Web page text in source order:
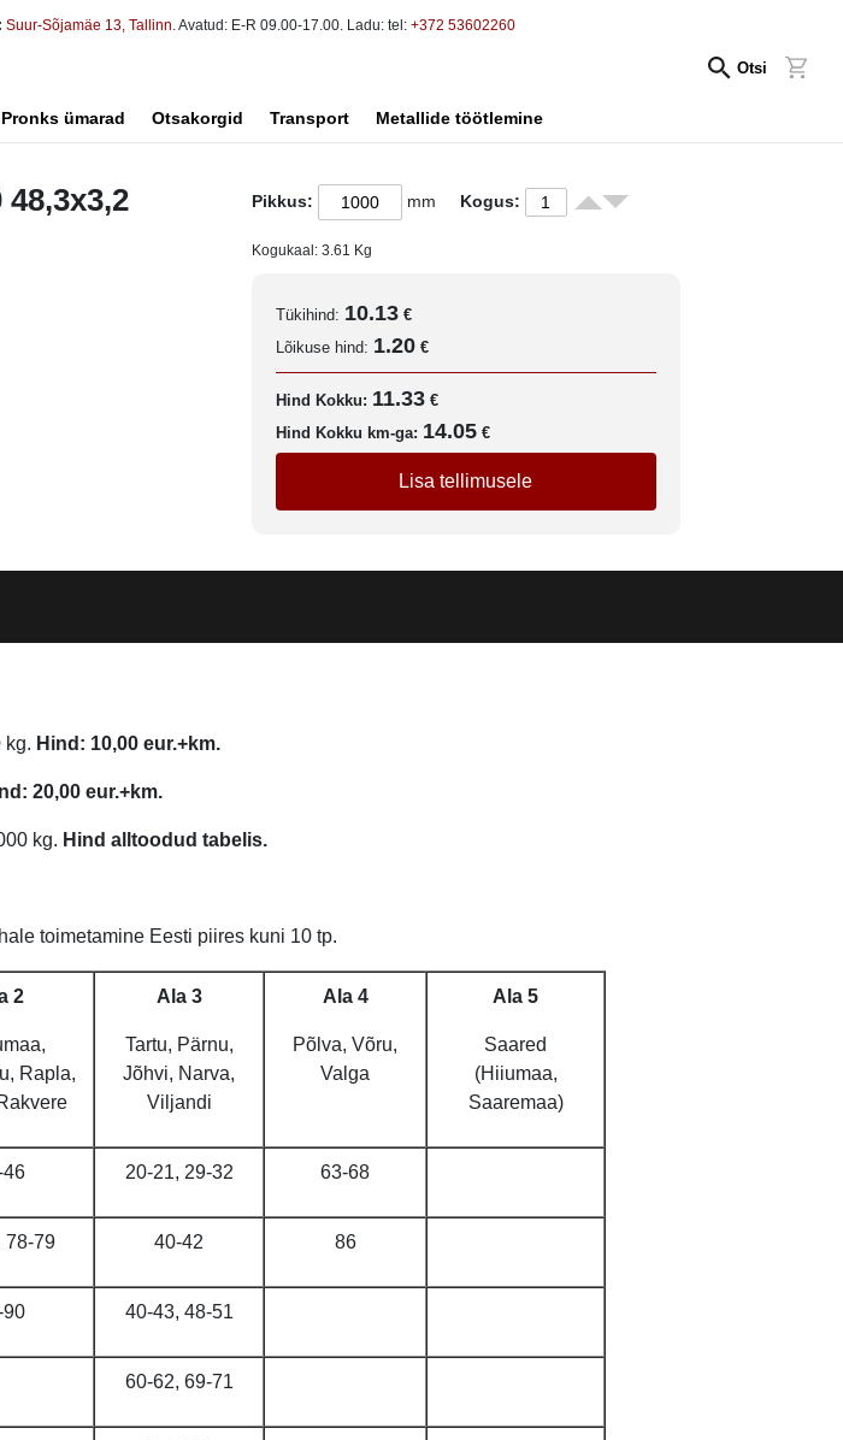
Suur-Sõjamäe 13, Tallinn. Avatud: E-R 09.00-17.00. Ladu: tel: +372 53602260
Otsi
Pronks ümarad Otsakorgid Transport Metallide töötlemine
Pikkus: mm Kogus:
Kogukaal: 3.61 Kg
Tükihind: 10.13 €
Lõikuse hind: 1.20 €
Hind Kokku: 11.33 €
Hind Kokku km-ga: 14.05 €
Lisa tellimusele
kg. Hind: 10,00 eur.+km.
20,00 eur.+km.
kg. Hind alltoodud tabelis.
toimetamine Eesti piires kuni 10 tp.
2
Rapla,
Ala 3
Tartu, Pärnu,
Jõhvi, Narva,
Viljandi
Ala 4
Põlva, Võru,
Valga
Ala 5
Saared
(Hiiumaa,
Saaremaa)
46 20-21, 29-32 63-68
78-79 40-42 86
90 40-43, 48-51
60-62, 69-71